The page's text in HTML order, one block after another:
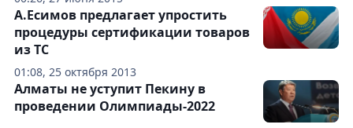
01:08, 25 октября 2013
А.Есимов предлагает упростить
процедуры сертификации товаров
из ТС
Алматы не уступит Пекину в
проведении Олимпиады-2022